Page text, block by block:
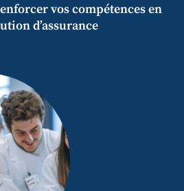
vos compétences en
d’assurance